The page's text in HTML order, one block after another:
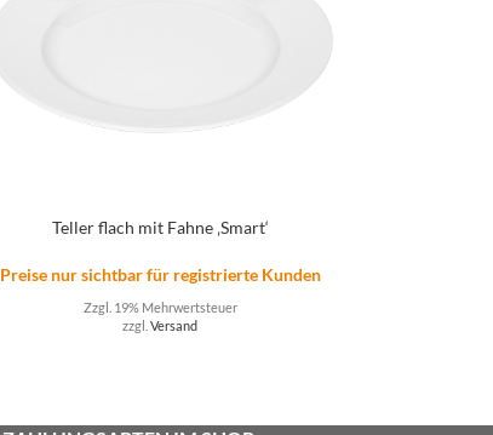
Teller flach mit Fahne ‚Smart‘
Preise nur sichtbar für registrierte Kunden
Zzgl. 19% Mehrwertsteuer
zzgl.Versand